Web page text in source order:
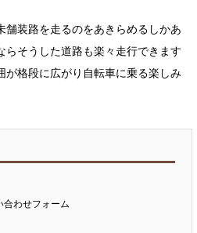
舗装路を走るのをあきらめるしかあ
らそうした道路も楽々走行できます
が格段に広がり自転車に乗る楽しみ
合わせフォーム